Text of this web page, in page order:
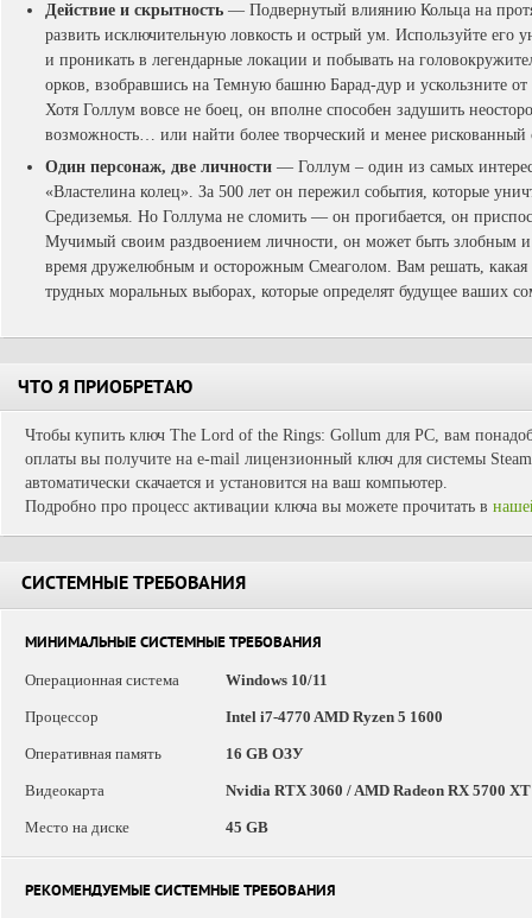
Действие и скрытность — Подвернутый влиянию Кольца на
развить исключительную ловкость и острый ум. Используйте его
и проникать в легендарные локации и побывать на
орков, взобравшись на Темную башню Барад-дур и ускользните
Хотя Голлум вовсе не боец, он вполне способен задушить
возможность… или найти более творческий и менее рискованный
Один персонаж, две личности — Голлум – один из самых
«Властелина колец». За 500 лет он пережил события, которые
Средиземья. Но Голлума не сломить — он прогибается, он
Мучимый своим раздвоением личности, он может быть злобным
время дружелюбным и осторожным Смеаголом. Вам решать, какая
трудных моральных выборах, которые определят будущее ваших
ЧТО Я ПРИОБРЕТАЮ
Чтобы купить ключ The Lord of the Rings: Gollum для PC, вам
оплаты вы получите на e-mail лицензионный ключ для системы
автоматически скачается и установится на ваш компьютер.
Подробно про процесс активации ключа вы можете прочитать в
СИСТЕМНЫЕ ТРЕБОВАНИЯ
МИНИМАЛЬНЫЕ СИСТЕМНЫЕ ТРЕБОВАНИЯ
Операционная система
Windows 10/11
Процессор Intel i7-4770 AMD Ryzen 5 1600
Оперативная память 16 GB ОЗУ
Видеокарта Nvidia RTX 3060 / AMD Radeon RX 5700
Место на диске 45 GB
РЕКОМЕНДУЕМЫЕ СИСТЕМНЫЕ ТРЕБОВАНИЯ